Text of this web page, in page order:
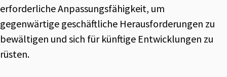
erforderliche Anpassungsfähigkeit, um
gegenwärtige geschäftliche Herausforderungen zu
bewältigen und sich für künftige Entwicklungen zu
rüsten.